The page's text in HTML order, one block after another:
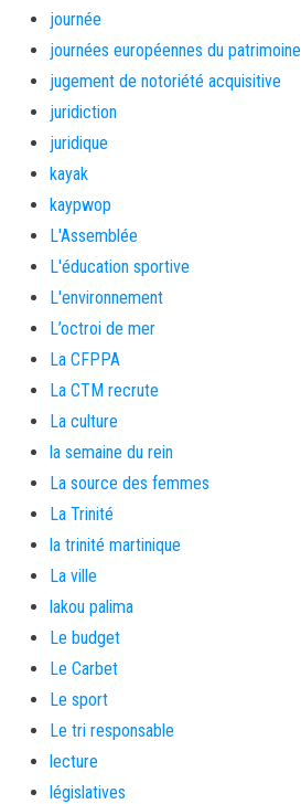
journée
journées européennes du patrimoine
jugement de notoriété acquisitive
juridiction
juridique
kayak
kaypwop
L'Assemblée
L'éducation sportive
L'environnement
L’octroi de mer
La CFPPA
La CTM recrute
La culture
la semaine du rein
La source des femmes
La Trinité
la trinité martinique
La ville
lakou palima
Le budget
Le Carbet
Le sport
Le tri responsable
lecture
législatives